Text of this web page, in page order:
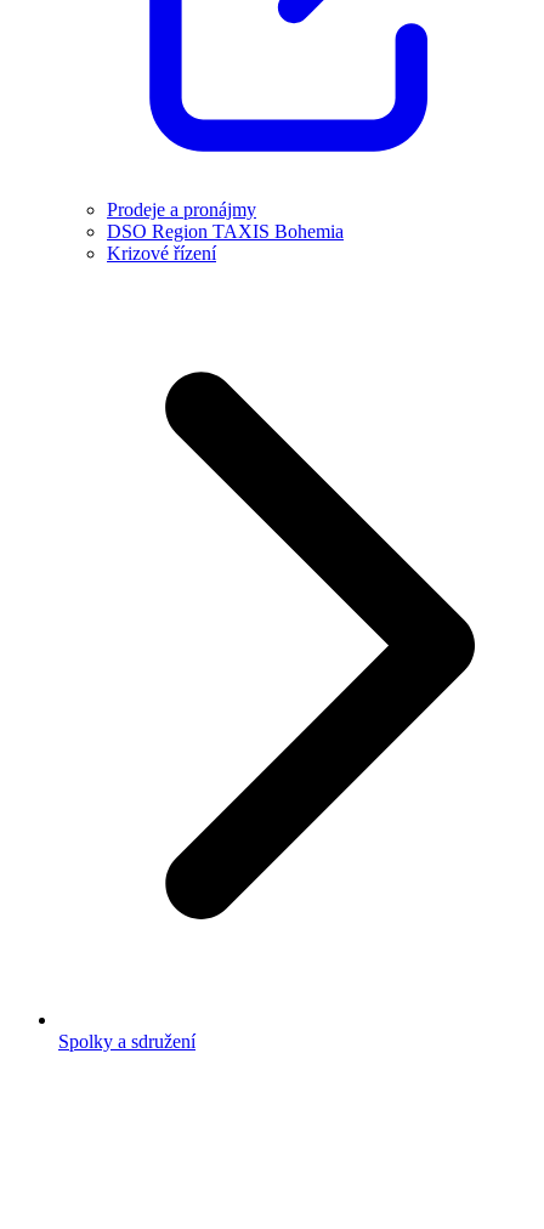
Prodeje a pronájmy
DSO Region TAXIS Bohemia
Krizové řízení
Spolky a sdružení